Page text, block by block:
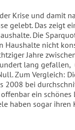
Krise und damit
gelebt. Das zeigt
Die
Haushalte nicht
Jahre
lang
Zum Vergleich:
2008 bei
ein
haben sogar ihren